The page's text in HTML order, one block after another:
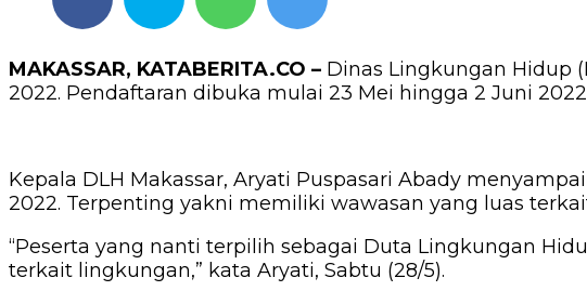
MAKASSAR, KATABERITA.CO – Dinas Lingkungan Hidup
2022. Pendaftaran dibuka mulai 23 Mei hingga 2 Juni
Kepala DLH Makassar, Aryati Puspasari Abady
2022. Terpenting yakni memiliki wawasan yang luas
“Peserta yang nanti terpilih sebagai Duta Lingkungan
terkait lingkungan,” kata Aryati, Sabtu (28/5).